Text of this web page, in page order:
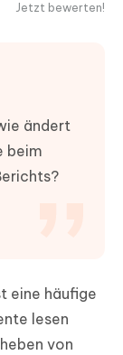
Jetzt bewerten!
ändert
beim
eine häufige
lesen
von